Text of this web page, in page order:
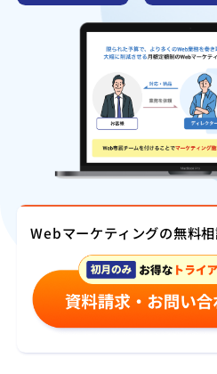
Webマーケティングの無料相